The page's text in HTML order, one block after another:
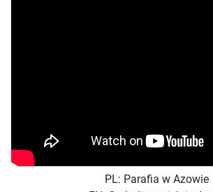
PL: Parafia w Azowie